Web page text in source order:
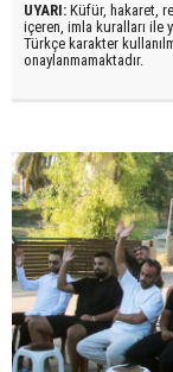
UYARI: Küfür, hakaret,
içeren, imla kuralları ile
Türkçe karakter
onaylanmamaktadır.